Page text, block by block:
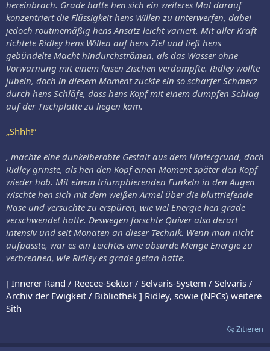
hereinbrach. Grade hatte hen sich ein weiteres Mal darauf
konzentriert die Flüssigkeit hens Willen zu unterwerfen, dabei
jedoch routinemäßig hens Ansatz leicht variiert. Mit aller Kraft
richtete Ridley hens Willen auf hens Ziel und ließ hens
gebündelte Macht hindurchströmen, als das Wasser ohne
Vorwarnung mit einem leisen Zischen verdampfte. Ridley wollte
jubeln, doch in diesem Moment zuckte ein so scharfer Schmerz
durch hens Schläfe, dass hens Kopf mit einem dumpfen Schlag
auf der Tischplatte zu liegen kam.
„Shhh!“
, machte eine dunkelberobte Gestalt aus dem Hintergrund, doch
Ridley grinste, als hen den Kopf einen Moment später den Kopf
wieder hob. Mit einem triumphierenden Funkeln in den Augen
wischte hen sich mit dem weißen Ärmel über die bluttriefende
Nase und versuchte zu erspüren, wie viel Energie hen grade
verschwendet hatte. Deswegen forschte Quiver also derart
intensiv und seit Monaten an dieser Technik. Wenn man nicht
aufpasste, war es ein Leichtes eine absurde Menge Energie zu
verbrennen, wie Ridley es grade getan hatte.
[ Innerer Rand / Reecee-Sektor / Selvaris-System / Selvaris /
Archiv der Ewigkeit / Bibliothek ] Ridley, sowie (NPCs) weitere
Sith
Zitieren